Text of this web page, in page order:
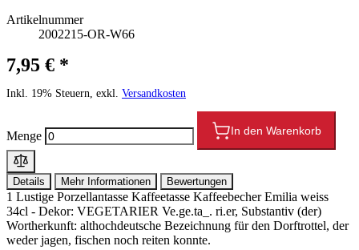
Artikelnummer
2002215-OR-W66
7,95 € *
Inkl. 19% Steuern, exkl. Versandkosten
Menge In den Warenkorb
Details Mehr Informationen Bewertungen
1 Lustige Porzellantasse Kaffeetasse Kaffeebecher Emilia weiss
34cl - Dekor: VEGETARIER Ve.ge.ta_. ri.er, Substantiv (der)
Wortherkunft: althochdeutsche Bezeichnung für den Dorftrottel, der
weder jagen, fischen noch reiten konnte.